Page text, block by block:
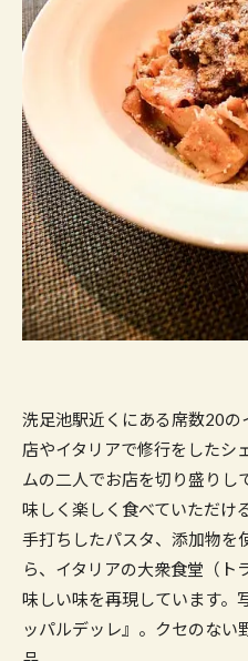
洗足池駅近くにある席数20の
店やイタリアで修行をしたシ
ムの二人でお店を切り盛りし
味しく楽しく食べていただけ
手打ちしたパスタ、添加物を
ら、イタリアの大衆食堂（ト
味しい味を再現しています。
ッパルデッレ』。クセのない